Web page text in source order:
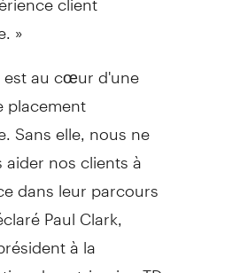
»
est au cœur d'une
placement
Sans elle, nous ne
nos clients à
dans leur parcours
Paul Clark,
à la